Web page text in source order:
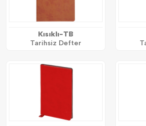
Kısıklı-TB
Tarihsiz Defter